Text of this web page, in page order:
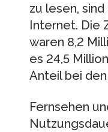
zu lesen,
Internet. Die
waren 8,2
es 24,5
Anteil bei
Fernsehen